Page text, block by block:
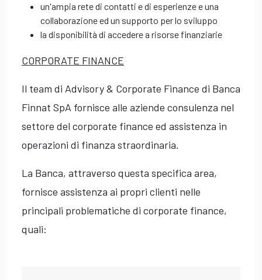
un'ampia rete di contatti e di esperienze e una
collaborazione ed un supporto per lo sviluppo
la disponibilità di accedere a risorse finanziarie
CORPORATE FINANCE
Il team di Advisory & Corporate Finance di Banca
Finnat SpA fornisce alle aziende consulenza nel
settore del corporate finance ed assistenza in
operazioni di finanza straordinaria.
La Banca, attraverso questa specifica area,
fornisce assistenza ai propri clienti nelle
principali problematiche di corporate finance,
quali: